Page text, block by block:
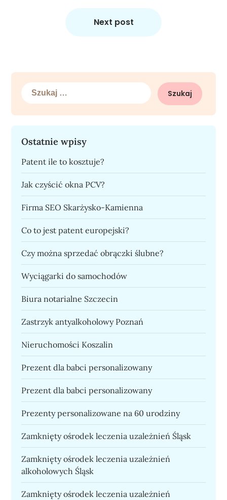
Next post
Szukaj:
Ostatnie wpisy
Patent ile to kosztuje?
Jak czyścić okna PCV?
Firma SEO Skarżysko-Kamienna
Co to jest patent europejski?
Czy można sprzedać obrączki ślubne?
Wyciągarki do samochodów
Biura notarialne Szczecin
Zastrzyk antyalkoholowy Poznań
Nieruchomości Koszalin
Prezent dla babci personalizowany
Prezent dla babci personalizowany
Prezenty personalizowane na 60 urodziny
Zamknięty ośrodek leczenia uzależnień Śląsk
Zamknięty ośrodek leczenia uzależnień
alkoholowych Śląsk
Zamknięty ośrodek leczenia uzależnień